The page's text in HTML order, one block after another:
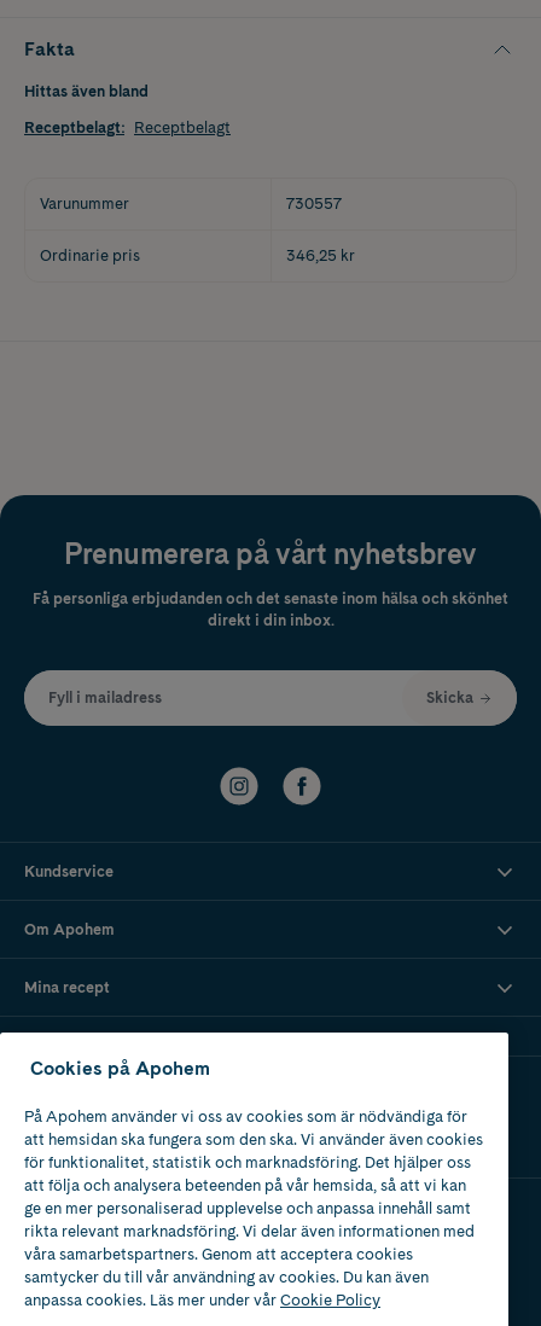
Fakta
Hittas även bland
Receptbelagt: Receptbelagt
Varunummer 730557
Ordinarie pris 346,25 kr
Prenumerera på vårt nyhetsbrev
Få personliga erbjudanden och det senaste inom hälsa och skönhet
direkt i din inbox.
Fyll i mailadress Skicka
Kundservice
Om Apohem
Mina recept
Apotek med tillstånd
av Läkemedelsverket
Cookies på Apohem
På Apohem använder vi oss av cookies som är nödvändiga för
att hemsidan ska fungera som den ska. Vi använder även cookies
för funktionalitet, statistik och marknadsföring. Det hjälper oss
att följa och analysera beteenden på vår hemsida, så att vi kan
ge en mer personaliserad upplevelse och anpassa innehåll samt
rikta relevant marknadsföring. Vi delar även informationen med
våra samarbetspartners. Genom att acceptera cookies
samtycker du till vår användning av cookies. Du kan även
anpassa cookies. Läs mer under vårCookie Policy